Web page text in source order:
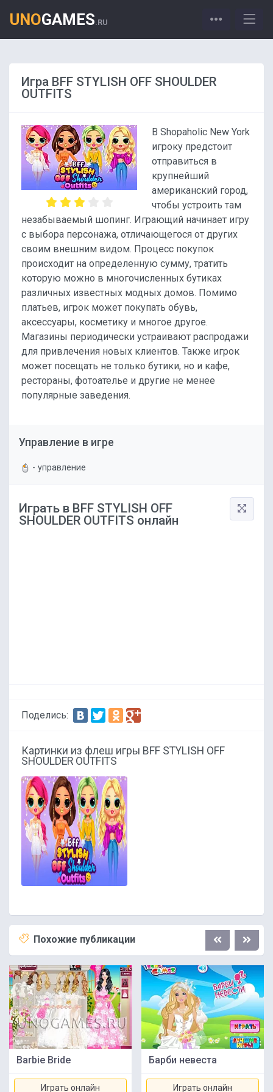
UNOGAMES.RU
Игра BFF STYLISH OFF SHOULDER
OUTFITS
В Shopaholic New York
игроку предстоит
отправиться в
крупнейший
американский город,
чтобы устроить там
незабываемый шопинг. Играющий начинает игру
с выбора персонажа, отличающегося от других
своим внешним видом. Процесс покупок
происходит на определенную сумму, тратить
которую можно в многочисленных бутиках
различных известных модных домов. Помимо
платьев, игрок может покупать обувь,
аксессуары, косметику и многое другое.
Магазины периодически устраивают распродажи
для привлечения новых клиентов. Также игрок
может посещать не только бутики, но и кафе,
рестораны, фотоателье и другие не менее
популярные заведения.
Управление в игре
- управление
Играть в BFF STYLISH OFF
SHOULDER OUTFITS онлайн
Поделись:
Картинки из флеш игры BFF STYLISH OFF
SHOULDER OUTFITS
Похожие публикации
Barbie Bride
Играть онлайн
Барби невеста
Играть онлайн